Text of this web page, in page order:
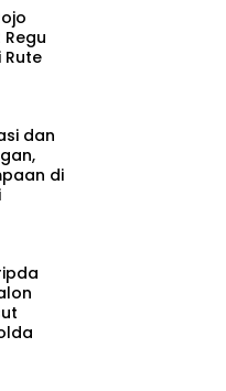
Rute
dan
di